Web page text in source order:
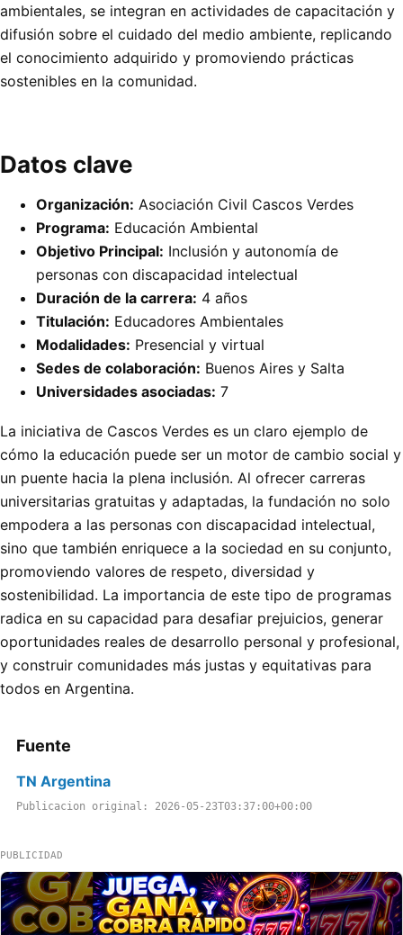
ambientales, se integran en actividades de capacitación y
difusión sobre el cuidado del medio ambiente, replicando
el conocimiento adquirido y promoviendo prácticas
sostenibles en la comunidad.
Datos clave
Organización: Asociación Civil Cascos Verdes
Programa: Educación Ambiental
Objetivo Principal: Inclusión y autonomía de
personas con discapacidad intelectual
Duración de la carrera: 4 años
Titulación: Educadores Ambientales
Modalidades: Presencial y virtual
Sedes de colaboración: Buenos Aires y Salta
Universidades asociadas: 7
La iniciativa de Cascos Verdes es un claro ejemplo de
cómo la educación puede ser un motor de cambio social y
un puente hacia la plena inclusión. Al ofrecer carreras
universitarias gratuitas y adaptadas, la fundación no solo
empodera a las personas con discapacidad intelectual,
sino que también enriquece a la sociedad en su conjunto,
promoviendo valores de respeto, diversidad y
sostenibilidad. La importancia de este tipo de programas
radica en su capacidad para desafiar prejuicios, generar
oportunidades reales de desarrollo personal y profesional,
y construir comunidades más justas y equitativas para
todos en Argentina.
Fuente
TN Argentina
Publicacion original: 2026-05-23T03:37:00+00:00
PUBLICIDAD